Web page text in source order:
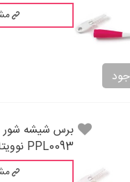
برس شيشه
PPL0093 نوویتا